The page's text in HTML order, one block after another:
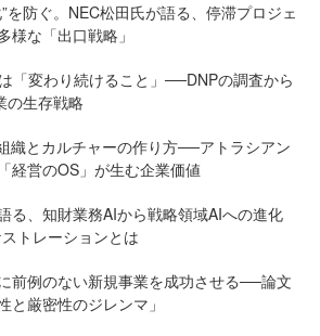
を防ぐ。NEC松田氏が語る、停滞プロジェ
様な「出口戦略」
「変わり続けること」──DNPの調査から
の生存戦略
織とカルチャーの作り方──アトラシアン
経営のOS」が生む企業価値
る、知財業務AIから戦略領域AIへの進化
トレーションとは
前例のない新規事業を成功させる──論文
と厳密性のジレンマ」